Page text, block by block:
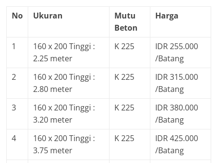
No Ukuran
Mutu
Beton
Harga
1
160 x 200 Tinggi :
2.25 meter
K 225
IDR 255.000
/Batang
2
160 x 200 Tinggi :
2.80 meter
K 225
IDR 315.000
/Batang
3
160 x 200 Tinggi :
3.20 meter
K 225
IDR 380.000
/Batang
4
160 x 200 Tinggi :
3.75 meter
K 225
IDR 425.000
/Batang